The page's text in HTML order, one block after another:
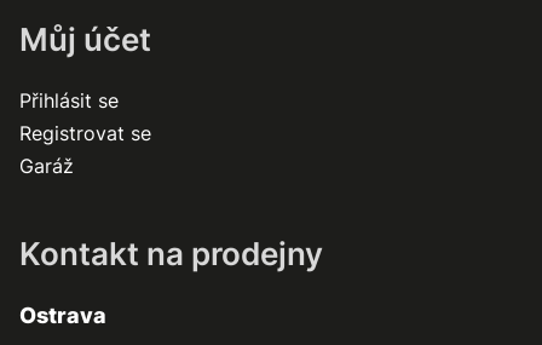
Můj účet
Přihlásit se
Registrovat se
Garáž
Kontakt na prodejny
Ostrava